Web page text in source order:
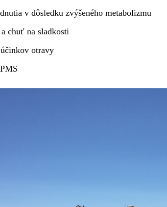
v dôsledku zvýšeného metabolizmu
chuť na sladkosti
otravy